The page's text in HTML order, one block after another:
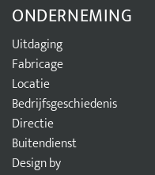
ONDERNEMING
Uitdaging
Fabricage
Locatie
Bedrijfsgeschiedenis
Directie
Buitendienst
Design by